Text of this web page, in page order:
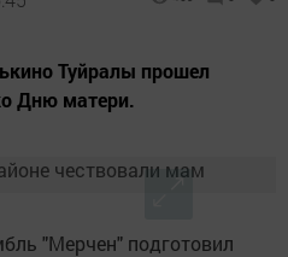
Туйралы прошел
Дню матери.
"Мерчен" подготовил